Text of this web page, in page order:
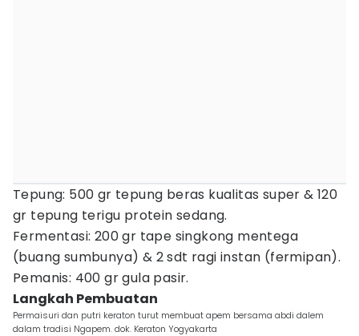
Tepung: 500 gr tepung beras kualitas super & 120
gr tepung terigu protein sedang.
Fermentasi: 200 gr tape singkong mentega
(buang sumbunya) & 2 sdt ragi instan (fermipan).
Pemanis: 400 gr gula pasir.
Langkah Pembuatan
Permaisuri dan putri keraton turut membuat apem bersama abdi dalem
dalam tradisi Ngapem. dok. Keraton Yogyakarta